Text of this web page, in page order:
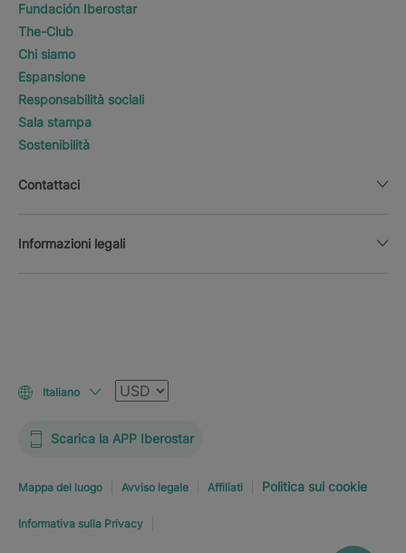
Fundación Iberostar
The-Club
Chi siamo
Espansione
Responsabilità sociali
Sala stampa
Sostenibilità
Contattaci
Informazioni legali
Italiano Valuta
Scarica la APP Iberostar
Mappa del luogo Avviso legale Affiliati Politica sui cookie
Informativa sulla Privacy